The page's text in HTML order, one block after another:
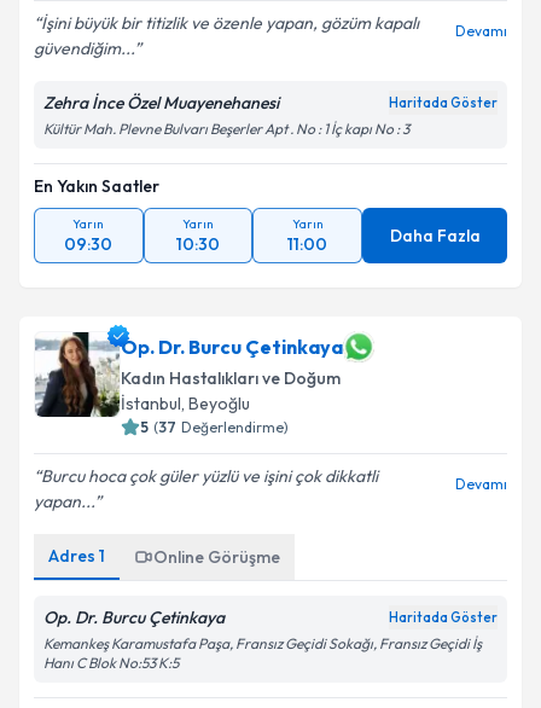
İşini büyük bir titizlik ve özenle yapan, gözüm kapalı
güvendiğim...
Devamı
Zehra İnce Özel Muayenehanesi Haritada Göster
Kültür Mah. Plevne Bulvarı Beşerler Apt . No : 1 İç kapı No : 3
En Yakın Saatler
Yarın
09:30
Yarın
10:30
Yarın
11:00 Daha Fazla
Op. Dr. Burcu Çetinkaya
Kadın Hastalıkları ve Doğum
İstanbul, Beyoğlu
5 (37 Değerlendirme)
Burcu hoca çok güler yüzlü ve işini çok dikkatli
yapan...
Devamı
Adres 1 Online Görüşme
Op. Dr. Burcu Çetinkaya Haritada Göster
Kemankeş Karamustafa Paşa, Fransız Geçidi Sokağı, Fransız Geçidi İş
Hanı C Blok No:53 K:5